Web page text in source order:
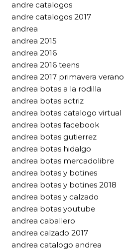
andre catalogos
andre catalogos 2017
andrea
andrea 2015
andrea 2016
andrea 2016 teens
andrea 2017 primavera verano
andrea botas a la rodilla
andrea botas actriz
andrea botas catalogo virtual
andrea botas facebook
andrea botas gutierrez
andrea botas hidalgo
andrea botas mercadolibre
andrea botas y botines
andrea botas y botines 2018
andrea botas y calzado
andrea botas youtube
andrea caballero
andrea calzado 2017
andrea catalogo andrea